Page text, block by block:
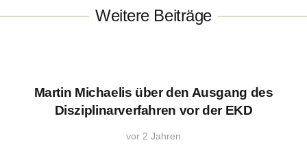
Weitere Beiträge
Martin Michaelis über den Ausgang des
Disziplinarverfahren vor der EKD
vor 2 Jahren